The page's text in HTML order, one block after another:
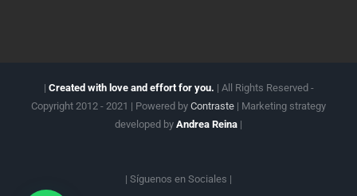
| Created with love and effort for you. | All Rights Reserved -
Copyright 2012 - 2021 | Powered by Contraste | Marketing strategy
developed by Andrea Reina |
| Síguenos en Sociales |